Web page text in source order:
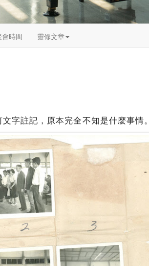
會時間 靈修文章
字註記，原本完全不知是什麼事情。